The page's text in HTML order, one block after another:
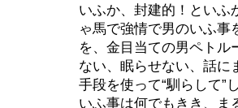
いふか、封建的！といふ
ゃ馬で強情で男のいふ事
を、金目当ての男ペトル
ない、眠らせない、話に
手段を使って“馴らして”
いふ事は何でもきき、ま